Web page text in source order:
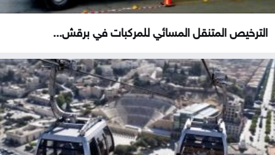
الترخيص المتنقل المسائي للمركبات في برقش...